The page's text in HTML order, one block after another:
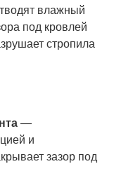
влажный
под кровлей
стропила
—
и
зазор под